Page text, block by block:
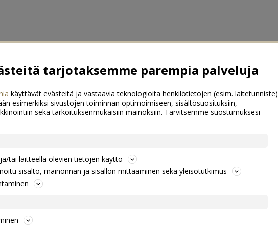
tarjotaksemme parempia palveluja
käyttävät evästeitä ja vastaavia teknologioita henkilötietojen (esim. laitetunniste)
esimerkiksi sivustojen toiminnan optimoimiseen, sisältösuosituksiin,
sekä tarkoituksenmukaisiin mainoksiin. Tarvitsemme suostumuksesi
tai laitteella olevien tietojen käyttö
sisältö, mainonnan ja sisällön mittaaminen sekä yleisötutkimus